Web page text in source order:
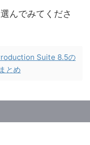
んでみてくださ
Suite 8.5の
とめ